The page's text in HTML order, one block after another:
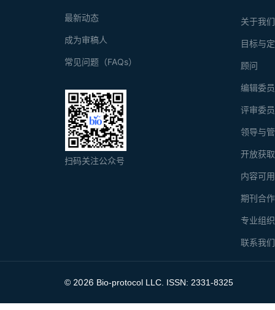
关于我们
目标与
顾问
编辑委
评审委
领导与
开放获
内容可
期刊合
专业组
联系我们
最新动态
成为审稿人
常见问题（FAQs）
扫码关注公众号
© 2026 Bio-protocol LLC. ISSN: 2331-8325